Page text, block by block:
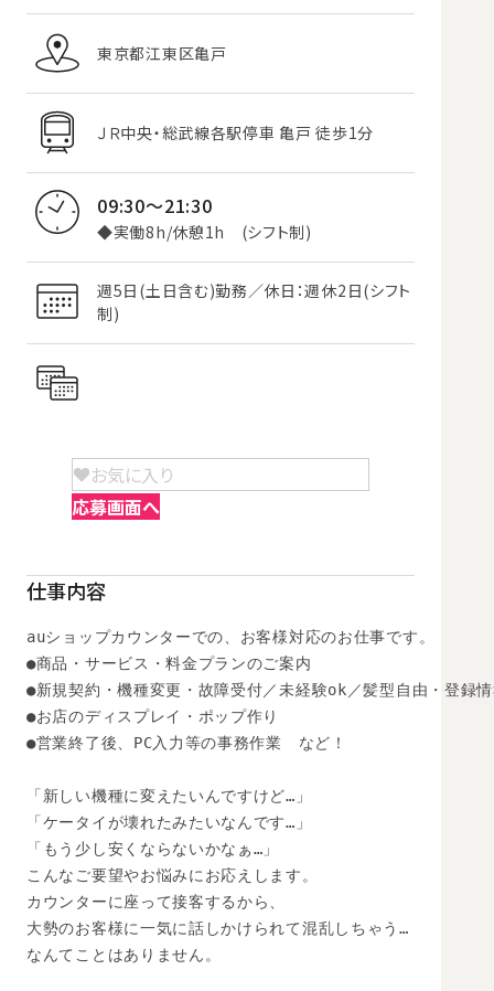
東京都江東区亀戸
ＪＲ中央・総武線各駅停車 亀戸 徒歩1分
09:30～21:30
◆実働8h/休憩1h (シフト制)
週5日(土日含む)勤務／休日：週休2日(シフト
制)
お気に入り
応募画面へ
仕事内容
auショップカウンターでの、お客様対応のお仕事です。
●商品・サービス・料金プランのご案内
●新規契約・機種変更・故障受付／未経験ok／髪型自由・登録
●お店のディスプレイ・ポップ作り
●営業終了後、PC入力等の事務作業　など！
「新しい機種に変えたいんですけど…」
「ケータイが壊れたみたいなんです…」
「もう少し安くならないかなぁ…」
こんなご要望やお悩みにお応えします。
カウンターに座って接客するから、
大勢のお客様に一気に話しかけられて混乱しちゃう…
なんてことはありません。